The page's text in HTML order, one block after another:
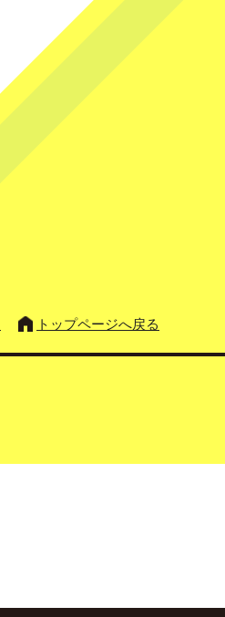
トップページへ戻る